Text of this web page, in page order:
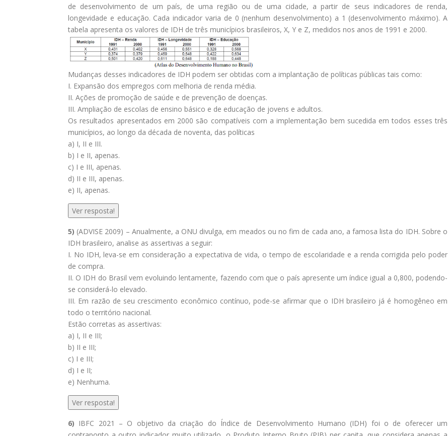
de desenvolvimento de um país, de uma região ou de uma cidade, a partir de seus indicadores de renda,
longevidade e educação. Cada indicador varia de 0 (nenhum desenvolvimento) a 1 (desenvolvimento máximo). A
tabela apresenta os valores de IDH de três municípios brasileiros, X, Y e Z, medidos nos anos de 1991 e 2000.
Mudanças desses indicadores de IDH podem ser obtidas com a implantação de políticas públicas tais como:
I. Expansão dos empregos com melhoria de renda média.
II. Ações de promoção de saúde e de prevenção de doenças.
III. Ampliação de escolas de ensino básico e de educação de jovens e adultos.
Os resultados apresentados em 2000 são compatíveis com a implementação bem sucedida em todos esses três
municípios, ao longo da década de noventa, das políticas
a) I, II e III.
b) I e II, apenas.
c) I e III, apenas.
d) II e III, apenas.
e) II, apenas.
Ver resposta!
5) (ADVISE 2009) – Anualmente, a ONU divulga, em meados ou no fim de cada ano, a famosa lista do IDH. Sobre o
IDH brasileiro, analise as assertivas a seguir:
I. No IDH, leva-se em consideração a expectativa de vida, o tempo de escolaridade e a renda corrigida pelo poder
de compra.
II. O IDH do Brasil vem evoluindo lentamente, fazendo com que o país apresente um índice igual a 0,800, podendo-
se considerá-lo elevado.
III. Em razão de seu crescimento econômico contínuo, pode-se afirmar que o IDH brasileiro já é homogêneo em
todo o território nacional.
Estão corretas as assertivas:
a) I, II e III;
b) II e III;
c) I e III;
d) I e II;
e) Nenhuma.
Ver resposta!
6) IBFC 2021 – O objetivo da criação do Índice de Desenvolvimento Humano (IDH) foi o de oferecer um